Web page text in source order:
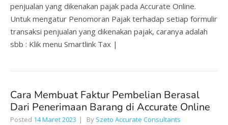
penjualan yang dikenakan pajak pada Accurate Online.
Untuk mengatur Penomoran Pajak terhadap setiap formulir
transaksi penjualan yang dikenakan pajak, caranya adalah
sbb : Klik menu Smartlink Tax |
Cara Membuat Faktur Pembelian Berasal
Dari Penerimaan Barang di Accurate Online
Posted 14 Maret 2023 By Szeto Accurate Consultants